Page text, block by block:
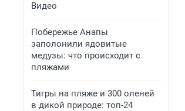
Видео
Побережье Анапы
заполонили ядовитые
медузы: что происходит с
пляжами
Тигры на пляже и 300 оленей
в дикой природе: топ-24